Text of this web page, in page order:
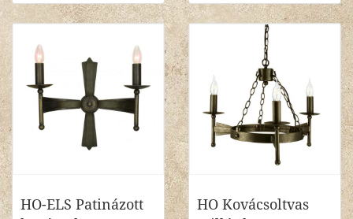
HO-ELS Patinázott
HO Kovácsoltvas